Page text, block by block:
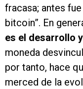
fracasa; antes
bitcoin”. En
es el desarrollo
moneda
por tanto, hace
merced de la